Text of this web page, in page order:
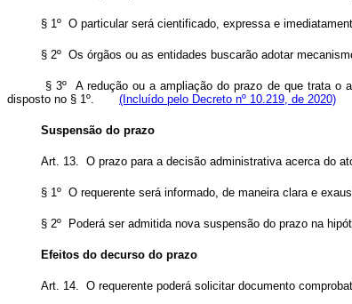
§ 1º O particular será cientificado, expressa e
§ 2º Os órgãos ou as entidades buscarão adotar
§ 3º A redução ou a ampliação do prazo de que trata o
disposto no § 1º. (Incluído pelo Decreto nº 10.219, de 2020)
Suspensão do prazo
Art. 13. O prazo para a decisão administrativa acerca do
§ 1º O requerente será informado, de maneira clara e
§ 2º Poderá ser admitida nova suspensão do prazo na
Efeitos do decurso do prazo
Art. 14. O requerente poderá solicitar documento